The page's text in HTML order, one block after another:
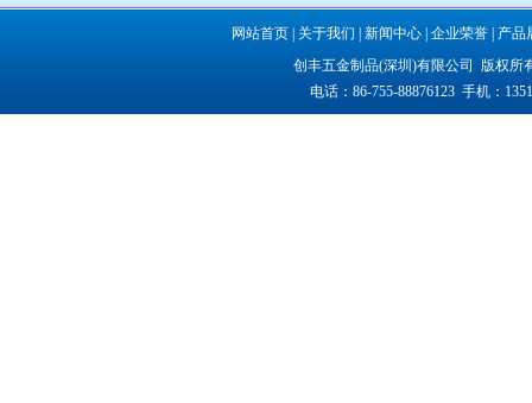
网站首页| 关于我们 新闻中心| 企业荣誉|
产品
创丰五金制品(深圳)有限公司 版权所
电话：86-755-88876123 手机：